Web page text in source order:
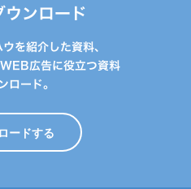
ウンロード
を紹介した資料、
広告に役立つ資料
ロード。
ードする